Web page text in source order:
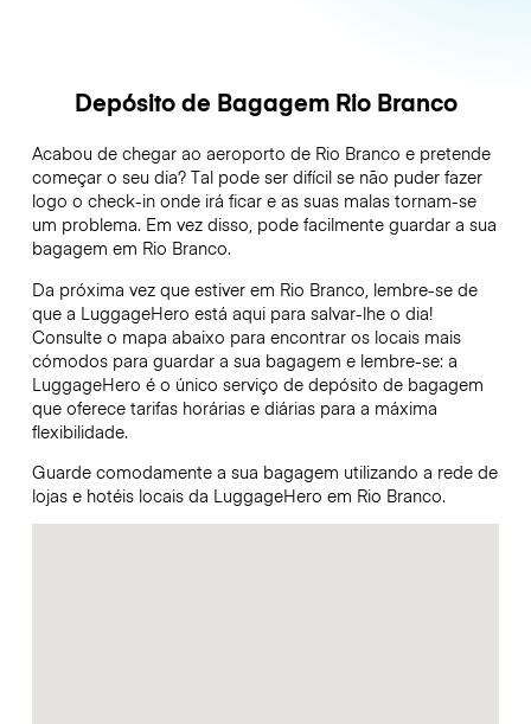
Depósito de Bagagem Rio Branco
Acabou de chegar ao aeroporto de Rio Branco e pretende
começar o seu dia? Tal pode ser difícil se não puder fazer
logo o check-in onde irá ficar e as suas malas tornam-se
um problema. Em vez disso, pode facilmente guardar a sua
bagagem em Rio Branco.
Da próxima vez que estiver em Rio Branco, lembre-se de
que a LuggageHero está aqui para salvar-lhe o dia!
Consulte o mapa abaixo para encontrar os locais mais
cómodos para guardar a sua bagagem e lembre-se: a
LuggageHero é o único serviço de depósito de bagagem
que oferece tarifas horárias e diárias para a máxima
flexibilidade.
Guarde comodamente a sua bagagem utilizando a rede de
lojas e hotéis locais da LuggageHero em Rio Branco.